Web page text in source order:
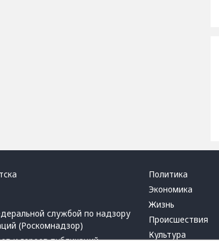
службой по надзору
(Роскомнадзор)
и героев публикаций.
Политика
Экономика
Жизнь
Происшествия
Культура